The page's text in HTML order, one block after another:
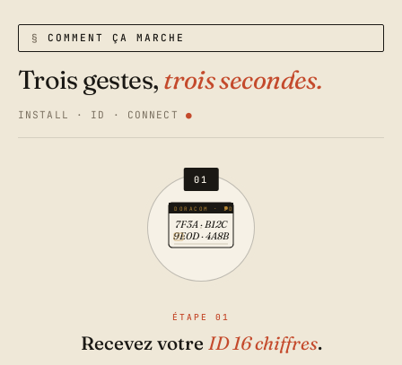
COMMENT ÇA MARCHE
Trois gestes, trois secondes.
INSTALL · ID · CONNECT
01
DORACOM · ID
7F3A · B12C
9E0D · 4A8B
ÉTAPE 01
Recevez votre ID 16 chiffres.